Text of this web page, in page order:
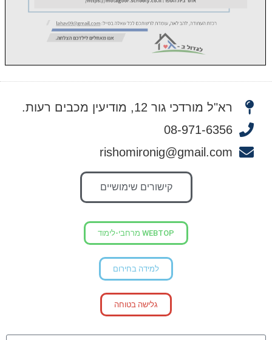
רא"ל מורדכי גור 12, מודיעין מכבים רעות.
08-971-6356
rishomironig@gmail.com
קישורים שימושיים
WEBTOP מרחבי-לימוד
למידה בחירום
גלישה בטוחה